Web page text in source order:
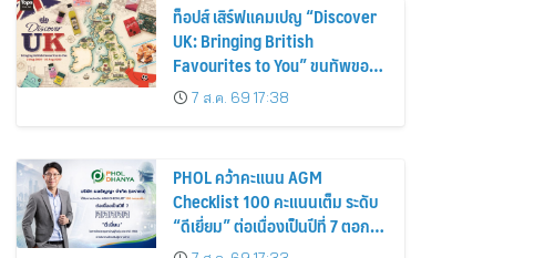
ท็อปส์ เสิร์ฟแคมเปญ “Discover
UK: Bringing British
Favourites to You” ขนทัพของ
อร่อยและไอเท็มฮิตจากสหราช
อาณาจักร ส่งตรงถึงมือตั้งแต่วัน
7 ส.ค. 69 17:38
PHOL คว้าคะแนน AGM
Checklist 100 คะแนนเต็ม ระดับ
“ดีเยี่ยม” ต่อเนื่องเป็นปีที่ 7 ตอกย้ำ
การดำเนินธุรกิจตามหลักธรรมาภิ